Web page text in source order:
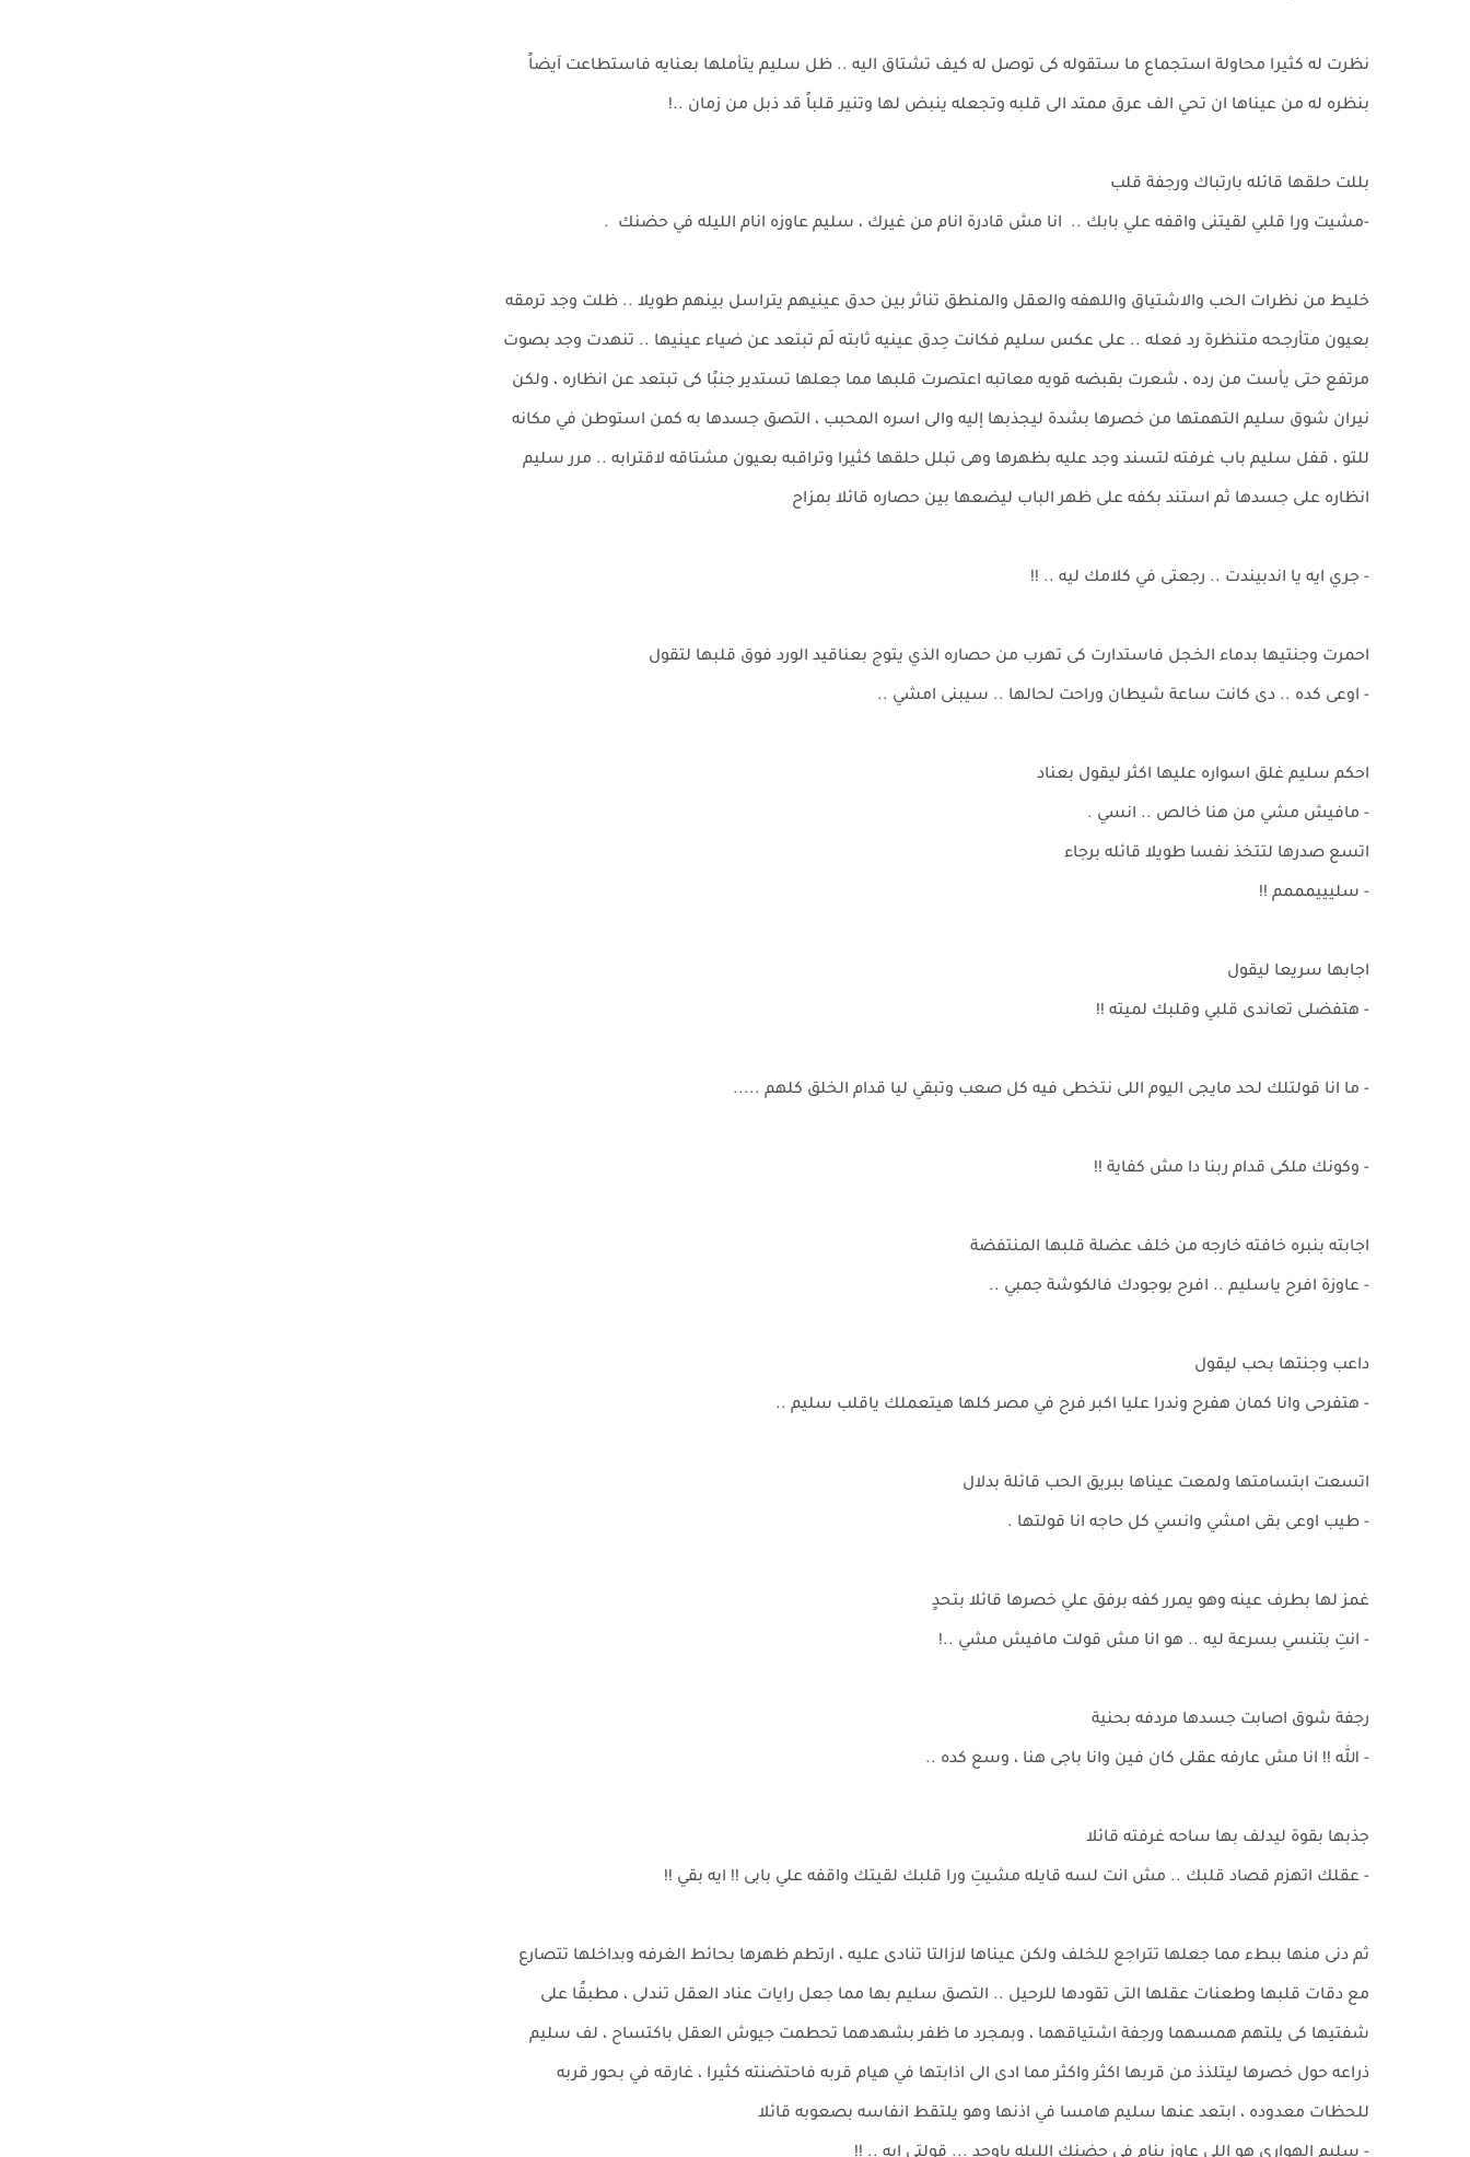
نظرت له كثيرا محاولة استجماع ما ستقوله كى توصل له كيف تشتاق اليه .. ظل سليم يتأملها بعنايه فاستطاعت آيضاً
بنظره له من عيناها ان تحي الف عرق ممتد الى قلبه وتجعله ينبض لها وتنير قلباً قد ذبل من زمان ..!
بللت حلقها قائله بارتباك ورجفة قلب
-مشيت ورا قلبي لقيتنى واقفه علي بابك .. انا مش قادرة انام من غيرك ، سليم عاوزه انام الليله في حضنك .
خليط من نظرات الحب والاشتياق واللهفه والعقل والمنطق تناثر بين حدق عينيهم يتراسل بينهم طويلا .. ظلت وجد ترمقه
بعيون متأرجحه متنظرة رد فعله .. على عكس سليم فكانت حِدق عينيه ثابته لَم تبتعد عن ضياء عينيها .. تنهدت وجد بصوت
مرتفع حتى يأست من رده ، شعرت بقبضه قويه معاتبه اعتصرت قلبها مما جعلها تستدير جنبًا كى تبتعد عن انظاره ، ولكن
نيران شوق سليم التهمتها من خصرها بشدة ليجذبها إليه والى اسره المحبب ، التصق جسدها به كمن استوطن في مكانه
للتو ، قفل سليم باب غرفته لتسند وجد عليه بظهرها وهى تبلل حلقها كثيرا وتراقبه بعيون مشتاقه لاقترابه .. مرر سليم
انظاره على جسدها ثم استند بكفه على ظهر الباب ليضعها بين حصاره قائلا بمزاح
- جري ايه يا اندبيندت .. رجعتى في كلامك ليه .. !!
احمرت وجنتيها بدماء الخجل فاستدارت كى تهرب من حصاره الذي يتوج بعناقيد الورد فوق قلبها لتقول
- اوعى كده .. دى كانت ساعة شيطان وراحت لحالها .. سيبنى امشي ..
احكم سليم غلق اسواره عليها اكثر ليقول بعناد
- مافيش مشي من هنا خالص .. انسي .
اتسع صدرها لتتخذ نفسا طويلا قائله برجاء
- سليييمممم !!
اجابها سريعا ليقول
- هتفضلى تعاندى قلبي وقلبك لميته !!
- ما انا قولتلك لحد مايجى اليوم اللى نتخطى فيه كل صعب وتبقي ليا قدام الخلق كلهم .....
- وكونك ملكى قدام ربنا دا مش كفاية !!
اجابته بنبره خافته خارجه من خلف عضلة قلبها المنتفضة
- عاوزة افرح ياسليم .. افرح بوجودك فالكوشة جمبي ..
داعب وجنتها بحب ليقول
- هتفرحى وانا كمان هفرح وندرا عليا اكبر فرح في مصر كلها هيتعملك ياقلب سليم ..
اتسعت ابتسامتها ولمعت عيناها ببريق الحب قائلة بدلال
- طيب اوعى بقى امشي وانسي كل حاجه انا قولتها .
غمز لها بطرف عينه وهو يمرر كفه برفق علي خصرها قائلا بتحدٍ
- انتِ بتنسي بسرعة ليه .. هو انا مش قولت مافيش مشي ..!
رجفة شوق اصابت جسدها مردفه بحنية
- الله !! انا مش عارفه عقلى كان فين وانا باجى هنا ، وسع كده ..
جذبها بقوة ليدلف بها ساحه غرفته قائلا
- عقلك اتهزم قصاد قلبك .. مش انت لسه قايله مشيتِ ورا قلبك لقيتك واقفه علي بابى !! ايه بقي !!
ثم دنى منها ببطء مما جعلها تتراجع للخلف ولكن عيناها لازالتا تنادى عليه ، ارتطم ظهرها بحائط الغرفه وبداخلها تتصارع
مع دقات قلبها وطعنات عقلها التى تقودها للرحيل .. التصق سليم بها مما جعل رايات عناد العقل تندلى ، مطبقًا على
شفتيها كى يلتهم همسهما ورجفة اشتياقهما ، وبمجرد ما ظفر بشهدهما تحطمت جيوش العقل باكتساح ، لف سليم
ذراعه حول خصرها ليتلذذ من قربها اكثر واكثر مما ادى الى اذابتها في هيام قربه فاحتضنته كثيرا ، غارقه في بحور قربه
للحظات معدوده ، ابتعد عنها سليم هامسا في اذنها وهو يلتقط انفاسه بصعوبه قائلا